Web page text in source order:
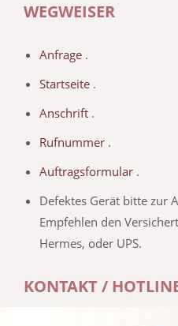
WEGWEISER
Anfrage .
Startseite .
Anschrift .
Rufnummer .
Auftragsformular .
Defektes Gerät bitte zur
Empfehlen den
Hermes, oder UPS.
KONTAKT /